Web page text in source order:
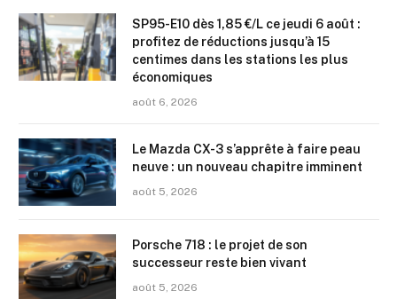
SP95-E10 dès 1,85 €/L ce jeudi 6 août :
profitez de réductions jusqu’à 15
centimes dans les stations les plus
économiques
août 6, 2026
Le Mazda CX-3 s’apprête à faire peau
neuve : un nouveau chapitre imminent
août 5, 2026
Porsche 718 : le projet de son
successeur reste bien vivant
août 5, 2026